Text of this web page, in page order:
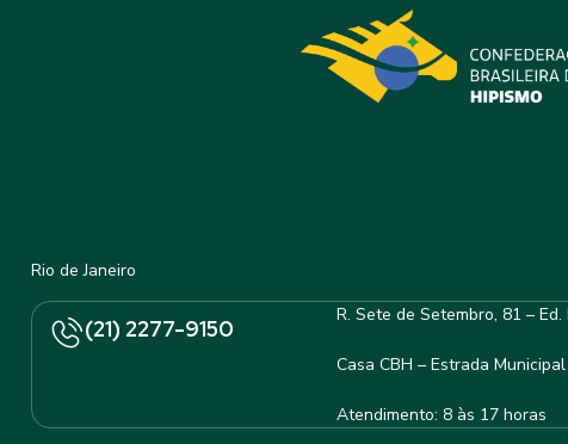
Rio de Janeiro
(21) 2277-9150
R. Sete de Setembro, 81 –
Casa CBH – Estrada
Atendimento: 8 às 17 horas